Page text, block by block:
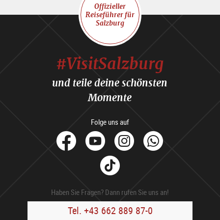
Offizieller
Reiseführer für
Salzburg
#VisitSalzburg
und teile deine schönsten
Momente
Folge uns auf
facebook
YoutubeInstagram
Tik
Tok
Haben Sie Fragen? Dann rufen Sie uns an!
Tel. +43 662 889 87-0